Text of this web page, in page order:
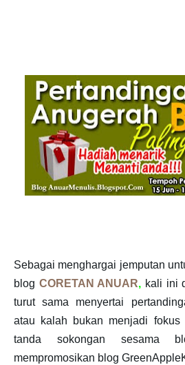
Sebagai menghargai jemputan
blog CORETAN ANUAR, kali ini
turut sama menyertai
atau kalah bukan menjadi fokus
tanda sokongan sesama
mempromosikan blog